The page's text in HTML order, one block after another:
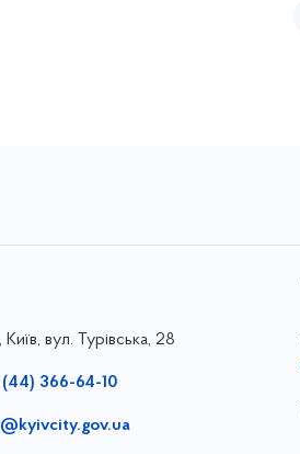
вул. Турівська, 28
(44) 366-64-10